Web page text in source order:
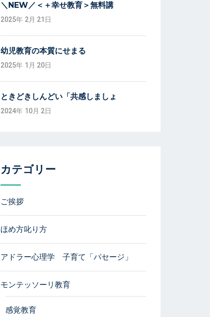
＼NEW／＜＋幸せ教育＞無料講
2025年 2月 21日
幼児教育の本質にせまる
2025年 1月 20日
ときどきしんどい「共感しましょ
2024年 10月 2日
カテゴリー
ご挨拶
ほめ方叱り方
アドラー心理学 子育て「パセージ」
モンテッソーリ教育
感覚教育